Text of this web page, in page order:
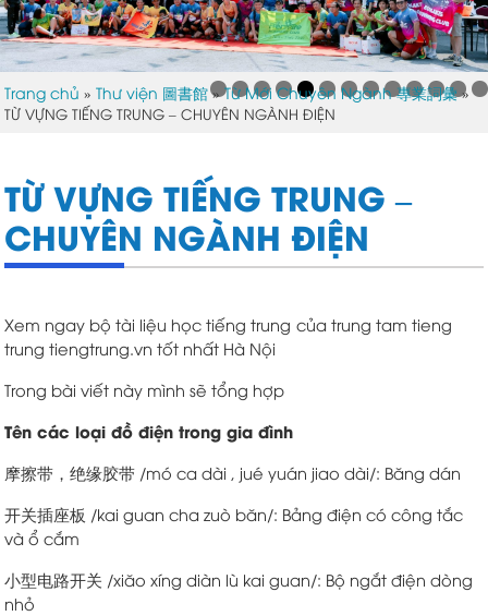
Trang chủ »Thư viện 圖書館»Từ Mới Chuyên Ngành 專業詞彙»
TỪ VỰNG TIẾNG TRUNG – CHUYÊN NGÀNH ĐIỆN
TỪ VỰNG TIẾNG TRUNG –
CHUYÊN NGÀNH ĐIỆN
Xem ngay bộtài liệu học tiếng trung củatrung tam tieng
trung tiengtrung.vn tốt nhất Hà Nội
Trong bài viết này mình sẽ tổng hợp
Tên các loại đồ điện trong gia đình
摩擦带，绝缘胶带 /mó ca dài , jué yuán jiao dài/: Băng dán
开关插座板 /kai guan cha zuò băn/: Bảng điện có công tắc
và ổ cắm
小型电路开关 /xiăo xíng diàn lù kai guan/: Bộ ngắt điện dòng
nhỏ